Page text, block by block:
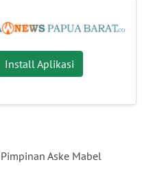
Install Aplikasi
Aske Mabel